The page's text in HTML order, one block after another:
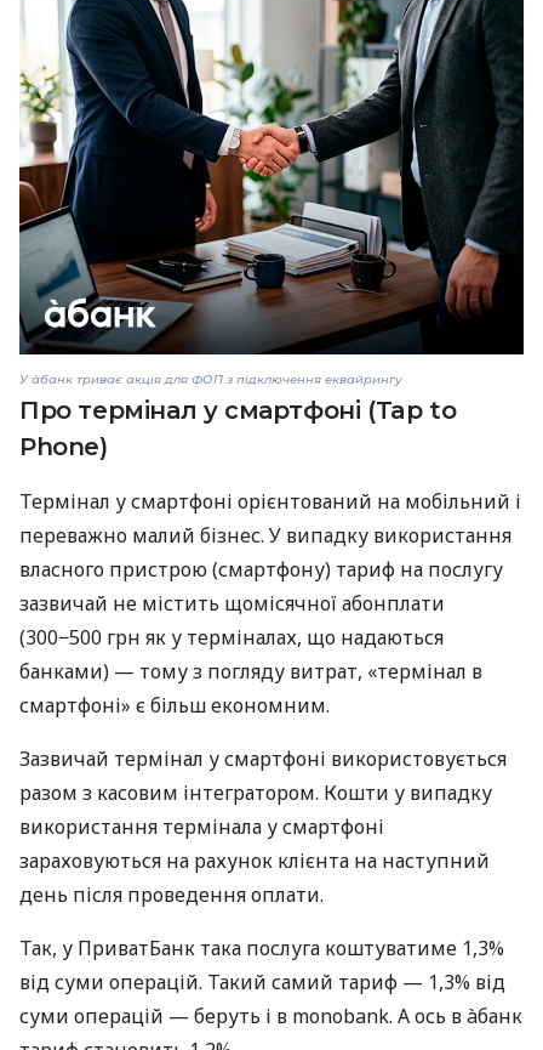
У àбанк триває акція для ФОП з підключення еквайрингу
Про термінал у смартфоні (Tap to
Phone)
Термінал у смартфоні орієнтований на мобільний і
переважно малий бізнес. У випадку використання
власного пристрою (смартфону) тариф на послугу
зазвичай не містить щомісячної абонплати
(300−500 грн як у терміналах, що надаються
банками) — тому з погляду витрат, «термінал в
смартфоні» є більш економним.
Зазвичай термінал у смартфоні використовується
разом з касовим інтегратором. Кошти у випадку
використання термінала у смартфоні
зараховуються на рахунок клієнта на наступний
день після проведення оплати.
Так, у ПриватБанк така послуга коштуватиме 1,3%
від суми операцій. Такий самий тариф — 1,3% від
суми операцій — беруть і в monobank. А ось в àбанк